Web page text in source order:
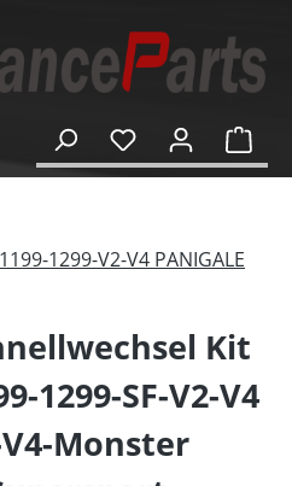
1299-V2-V4 PANIGALE
Kit
1299-SF-V2-V4
Monster